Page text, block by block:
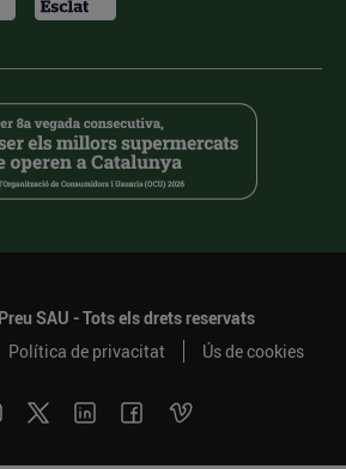
SAU - Tots els drets reservats
Política de privacitat Ús de cookies